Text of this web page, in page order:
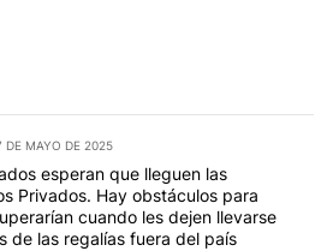
DE MAYO DE 2025
esperan que lleguen las
Privados. Hay obstáculos para
cuando les dejen llevarse
de las regalías fuera del país